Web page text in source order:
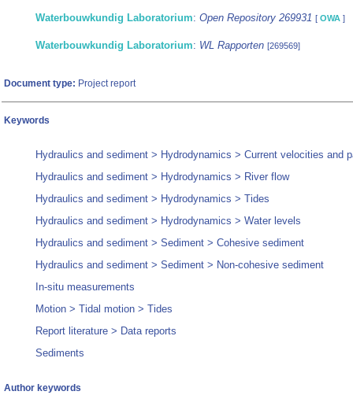
Waterbouwkundig Laboratorium: Open Repository 269931 [ OWA ]
Waterbouwkundig Laboratorium: WL Rapporten [269569]
Document type: Project report
Keywords
Hydraulics and sediment > Hydrodynamics > Current velocities and
Hydraulics and sediment > Hydrodynamics > River flow
Hydraulics and sediment > Hydrodynamics > Tides
Hydraulics and sediment > Hydrodynamics > Water levels
Hydraulics and sediment > Sediment > Cohesive sediment
Hydraulics and sediment > Sediment > Non-cohesive sediment
In-situ measurements
Motion > Tidal motion > Tides
Report literature > Data reports
Sediments
Author keywords